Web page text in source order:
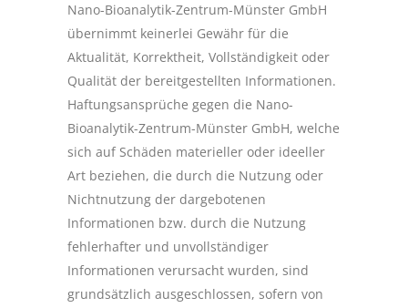
Nano-Bioanalytik-Zentrum-Münster GmbH
übernimmt keinerlei Gewähr für die
Aktualität, Korrektheit, Vollständigkeit oder
Qualität der bereitgestellten Informationen.
Haftungsansprüche gegen die Nano-
Bioanalytik-Zentrum-Münster GmbH, welche
sich auf Schäden materieller oder ideeller
Art beziehen, die durch die Nutzung oder
Nichtnutzung der dargebotenen
Informationen bzw. durch die Nutzung
fehlerhafter und unvollständiger
Informationen verursacht wurden, sind
grundsätzlich ausgeschlossen, sofern von